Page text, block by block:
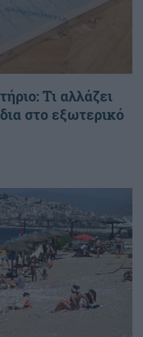
Τι αλλάζει
στο εξωτερικό